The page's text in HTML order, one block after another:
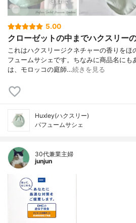
5.00
クローゼットの中までハクスリー
これはハクスリージクネチャーの香りを
フュームサシェです。ちなみに商品名に
は、モロッコの庭師…続きを見る
Huxley(ハクスリー)
パフュームサシェ
30代兼業主婦
junjun